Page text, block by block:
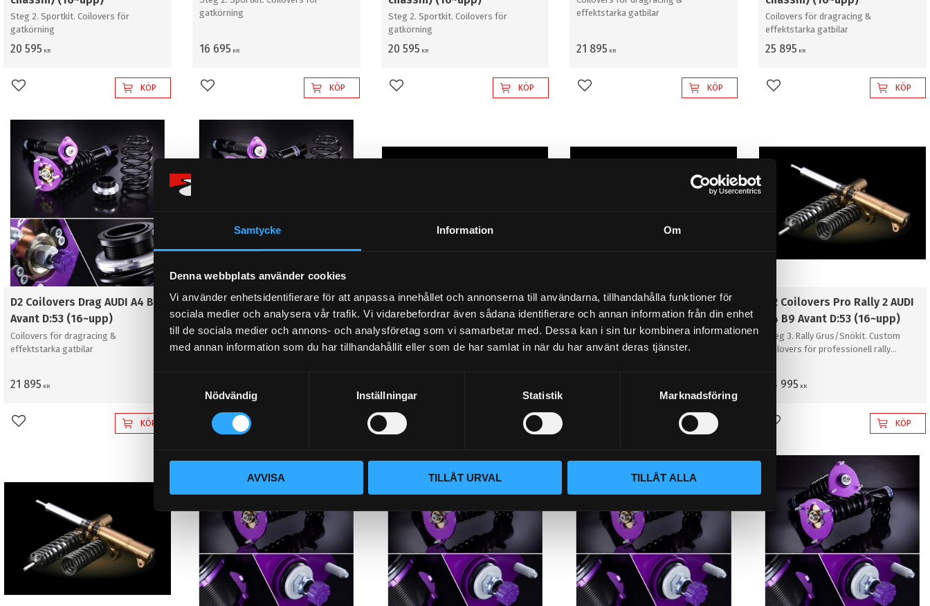
Samtycke Information Om
Denna webbplats använder cookies
Vi använder enhetsidentifierare för att anpassa innehållet och annonserna till användarna, tillhandahålla funktioner för
sociala medier och analysera vår trafik. Vi vidarebefordrar även sådana identifierare och annan information från din enhet
till de sociala medier och annons- och analysföretag som vi samarbetar med. Dessa kan i sin tur kombinera informationen
med annan information som du har tillhandahållit eller som de har samlat in när du har använt deras tjänster.
m
s
a
Nödvändig Inställningar Statistik Marknadsföring
AVVISA TILLÅT URVAL TILLÅT ALLA
Steg 2. Sportkit. Coilovers för
gatkörning
20 595 KR
Lägg till i favoriter KÖP
gatkörning
16 695 KR
Lägg till i favoriter KÖP
Steg 2. Sportkit. Coilovers för
gatkörning
20 595 KR
Lägg till i favoriter KÖP
effektstarka gatbilar
21 895 KR
Lägg till i favoriter KÖP
Coilovers för dragracing &
effektstarka gatbilar
25 895 KR
Lägg till i favoriter KÖP
D2 Coilovers Drag AUDI A4 B9
Avant D:53 (16~upp)
Coilovers för dragracing &
effektstarka gatbilar
21 895 KR
Lägg till i favoriter KÖP
D2 Coilovers Drag AUDI A4 B9
Avant D:53 (För aktiva
chassin) (16~upp)
Coilovers för dragracing &
Lägg till i favoriter
D2 Coilovers Pro Rally 2 AUDI
A4 B9 Avant D:49 (16~upp)
Steg 3. Rally Grus/Snökit. Custom
coilovers för professionell rally
Lägg till i favoriter KÖP
D2 Coilovers Pro Rally 2 AUDI
A4 B9 Avant D:49 (För aktiva
chassin) (16~upp)
Steg 3. Rally Grus/Snökit. Custom
KÖP
D2 Coilovers Pro Rally 2 AUDI
A4 B9 Avant D:53 (16~upp)
Steg 3. Rally Grus/Snökit. Custom
coilovers för professionell rally
64 995 KR
Lägg till i favoriter KÖP